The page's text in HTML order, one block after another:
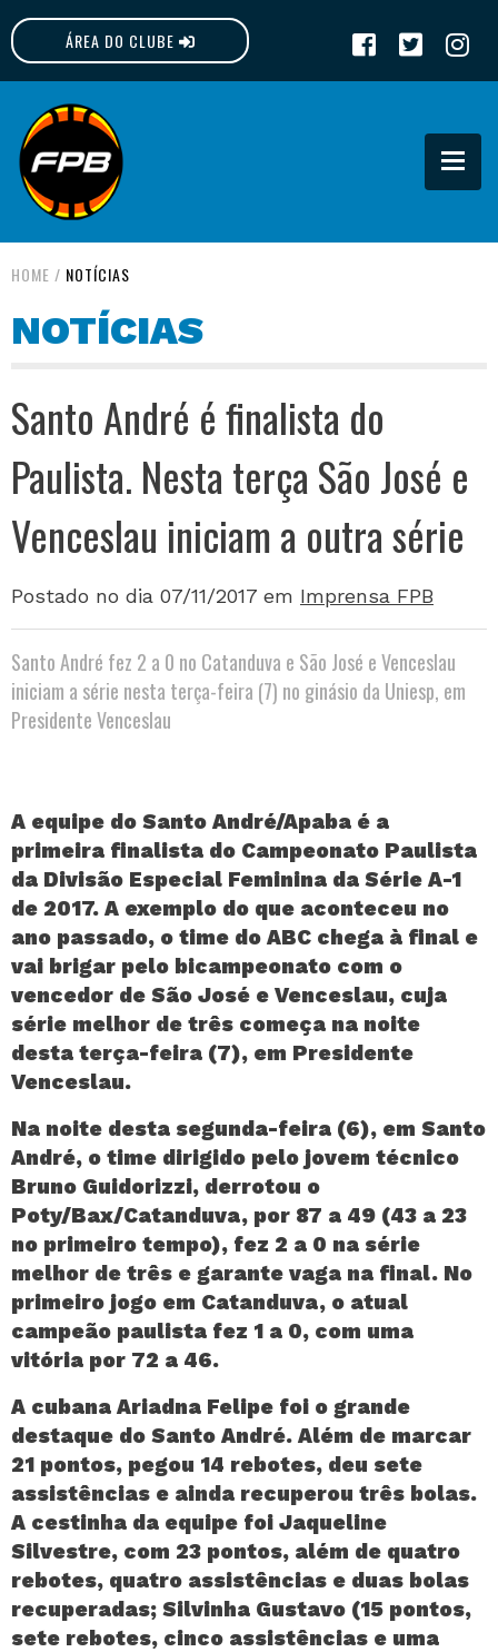
ÁREA DO CLUBE
FPB
HOME / NOTÍCIAS
NOTÍCIAS
Santo André é finalista do
Paulista. Nesta terça São José e
Venceslau iniciam a outra série
Postado no dia 07/11/2017 em Imprensa FPB
Santo André fez 2 a 0 no Catanduva e São José e Venceslau
iniciam a série nesta terça-feira (7) no ginásio da Uniesp, em
Presidente Venceslau
A equipe do Santo André/Apaba é a
primeira finalista do Campeonato Paulista
da Divisão Especial Feminina da Série A-1
de 2017. A exemplo do que aconteceu no
ano passado, o time do ABC chega à final e
vai brigar pelo bicampeonato com o
vencedor de São José e Venceslau, cuja
série melhor de três começa na noite
desta terça-feira (7), em Presidente
Venceslau.
Na noite desta segunda-feira (6), em Santo
André, o time dirigido pelo jovem técnico
Bruno Guidorizzi, derrotou o
Poty/Bax/Catanduva, por 87 a 49 (43 a 23
no primeiro tempo), fez 2 a 0 na série
melhor de três e garante vaga na final. No
primeiro jogo em Catanduva, o atual
campeão paulista fez 1 a 0, com uma
vitória por 72 a 46.
A cubana Ariadna Felipe foi o grande
destaque do Santo André. Além de marcar
21 pontos, pegou 14 rebotes, deu sete
assistências e ainda recuperou três bolas.
A cestinha da equipe foi Jaqueline
Silvestre, com 23 pontos, além de quatro
rebotes, quatro assistências e duas bolas
recuperadas; Silvinha Gustavo (15 pontos,
sete rebotes, cinco assistências e uma